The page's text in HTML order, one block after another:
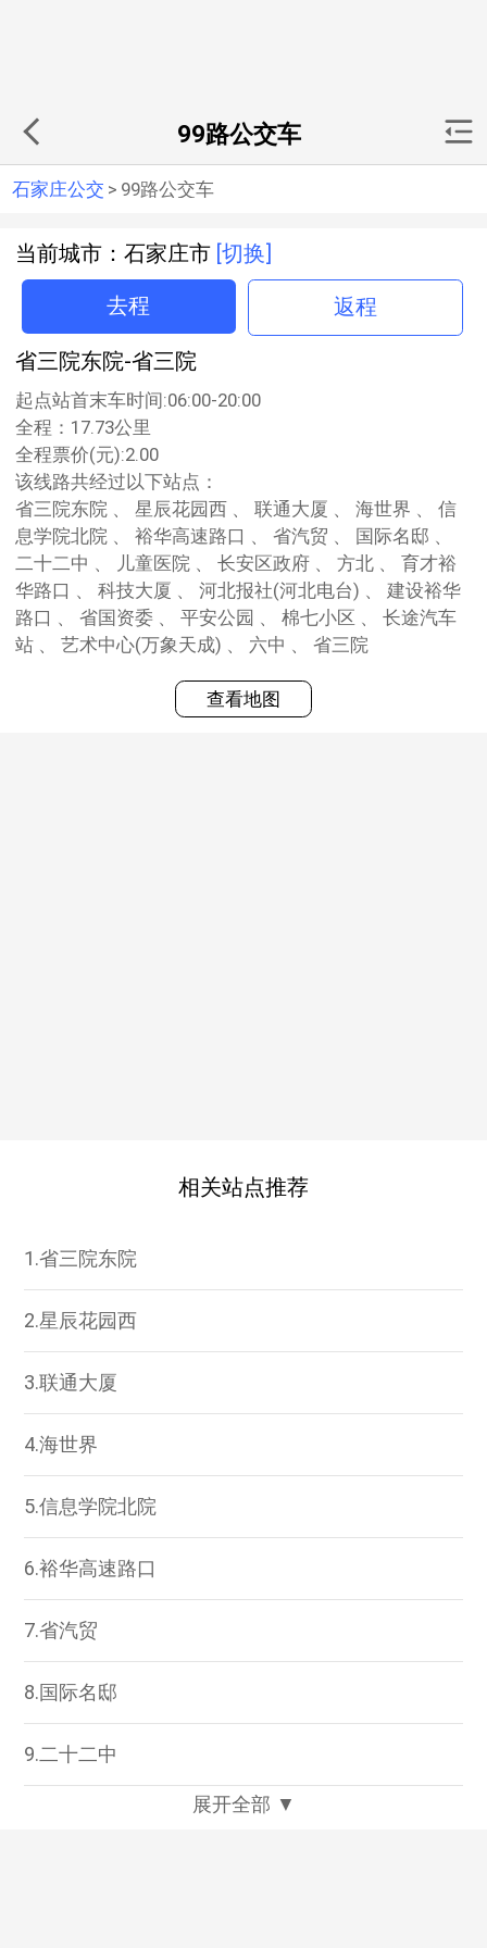
99路公交车
石家庄公交 > 99路公交车
当前城市：石家庄市 [切换]
去程 返程
省三院东院-省三院
起点站首末车时间:06:00-20:00
全程：17.73公里
全程票价(元):2.00
该线路共经过以下站点：
省三院东院 、 星辰花园西 、 联通大厦 、 海世界 、 信
息学院北院 、 裕华高速路口 、 省汽贸 、 国际名邸 、
二十二中 、 儿童医院 、 长安区政府 、 方北 、 育才裕
华路口 、 科技大厦 、 河北报社(河北电台) 、 建设裕华
路口 、 省国资委 、 平安公园 、 棉七小区 、 长途汽车
站 、 艺术中心(万象天成) 、 六中 、 省三院
查看地图
相关站点推荐
1.省三院东院
2.星辰花园西
3.联通大厦
4.海世界
5.信息学院北院
6.裕华高速路口
7.省汽贸
8.国际名邸
9.二十二中
展开全部 ▼